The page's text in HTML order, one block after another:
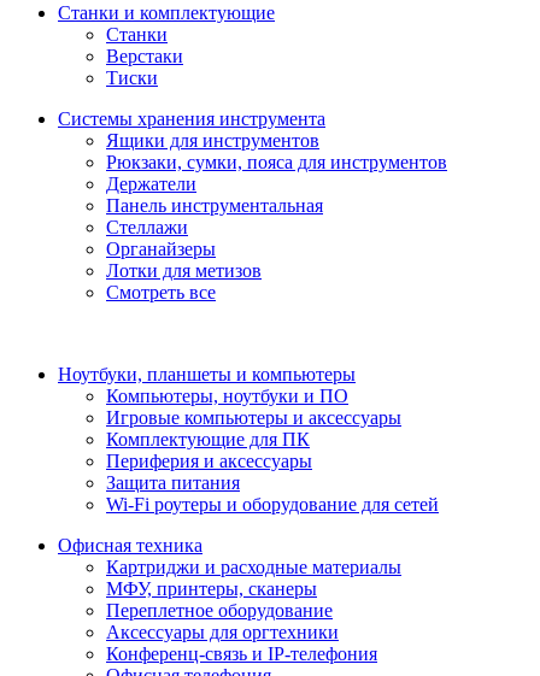
Станки и комплектующие
Станки
Верстаки
Тиски
Системы хранения инструмента
Ящики для инструментов
Рюкзаки, сумки, пояса для инструментов
Держатели
Панель инструментальная
Стеллажи
Органайзеры
Лотки для метизов
Смотреть все
Ноутбуки, планшеты и компьютеры
Компьютеры, ноутбуки и ПО
Игровые компьютеры и аксессуары
Комплектующие для ПК
Периферия и аксессуары
Защита питания
Wi-Fi роутеры и оборудование для сетей
Офисная техника
Картриджи и расходные материалы
МФУ, принтеры, сканеры
Переплетное оборудование
Аксессуары для оргтехники
Конференц-связь и IP-телефония